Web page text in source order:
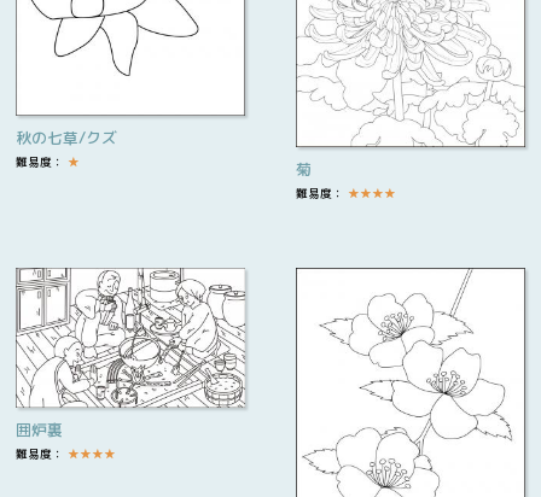
秋の七草/クズ
難易度： ★ 菊
難易度： ★★★★
囲炉裏
難易度： ★★★★